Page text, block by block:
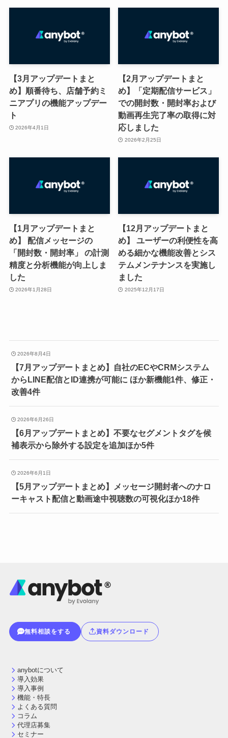
【3月アップデートまと
め】順番待ち、店舗予約ミ
ニアプリの機能アップデー
ト
2026年4月1日
【2月アップデートまと
め】「定期配信サービス」
での開封数・開封率および
動画再生完了率の取得に対
応しました
2026年2月25日
【1月アップデートまと
め】 配信メッセージの
「開封数・開封率」 の計測
精度と分析機能が向上しま
した
2026年1月28日
【12月アップデートまと
め】 ユーザーの利便性を高
める細かな機能改善とシス
テムメンテナンスを実施し
ました
2025年12月17日
2026年8月4日
【7月アップデートまとめ】自社のECやCRMシステム
からLINE配信とID連携が可能に ほか新機能1件、修正・
改善4件
2026年6月26日
【6月アップデートまとめ】不要なセグメントタグを候
補表示から除外する設定を追加ほか5件
2026年6月1日
【5月アップデートまとめ】メッセージ開封者へのナロ
ーキャスト配信と動画途中視聴数の可視化ほか18件
無料相談をする 資料ダウンロード
anybotについて
導入効果
導入事例
機能・特長
よくある質問
コラム
代理店募集
セミナー